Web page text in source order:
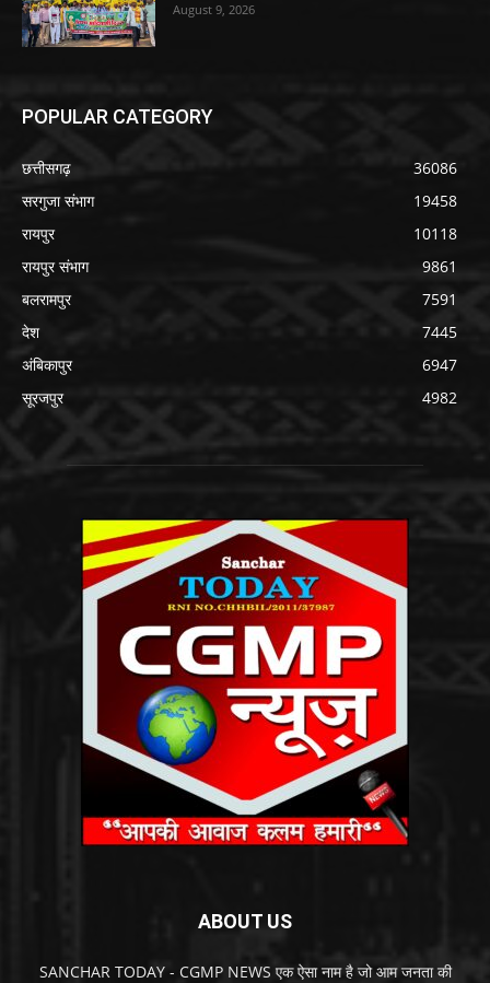
August 9, 2026
POPULAR CATEGORY
छत्तीसगढ़
36086
सरगुजा संभाग
19458
रायपुर
10118
रायपुर संभाग
9861
बलरामपुर
7591
देश
7445
अंबिकापुर
6947
सूरजपुर
4982
ABOUT US
SANCHAR TODAY - CGMP NEWS एक ऐसा नाम है जो आम जनता की